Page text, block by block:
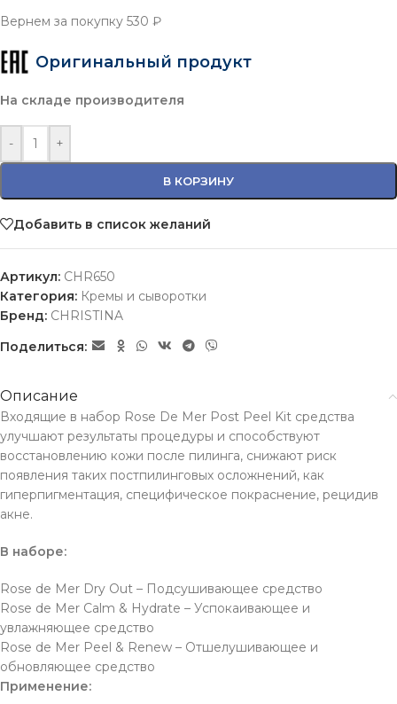
Вернем за покупку 530 ₽
Оригинальный продукт
На складе производителя
- +
В КОРЗИНУ
Добавить в список желаний
Артикул: CHR650
Категория: Кремы и сыворотки
Бренд: CHRISTINA
Поделиться:
Описание
Входящие в набор Rose De Mer Post Peel Kit средства
улучшают результаты процедуры и способствуют
восстановлению кожи после пилинга, снижают риск
появления таких постпилинговых осложнений, как
гиперпигментация, специфическое покраснение, рецидив
акне.
В наборе:
Rose de Mer Dry Out – Подсушивающее средство
Rose de Mer Calm & Hydrate – Успокаивающее и
увлажняющее средство
Rose de Mer Peel & Renew – Отшелушивающее и
обновляющее средство
Применение: